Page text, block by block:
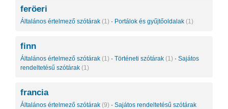
feröeri
Általános értelmező szótárak (1) · Portálok és gyűjtőoldalak (1)
finn
Általános értelmező szótárak (1) · Történeti szótárak (1) · Sajátos
rendeltetésű szótárak (1)
francia
Általános értelmező szótárak (9) · Sajátos rendeltetésű szótárak